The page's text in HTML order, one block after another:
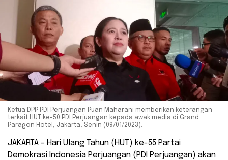
Ketua DPP PDI Perjuangan Puan Maharani memberikan keterangan
terkait HUT ke-50 PDI Perjuangan kepada awak media di Grand
Paragon Hotel, Jakarta, Senin (09/01/2023).
JAKARTA – Hari Ulang Tahun (HUT) ke-55 Partai
Demokrasi Indonesia Perjuangan (PDI Perjuangan) akan